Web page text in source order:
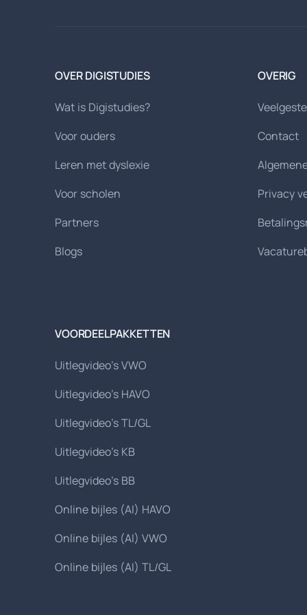
OVER DIGISTUDIES
Wat is Digistudies?
Voor ouders
Leren met dyslexie
Voor scholen
Partners
Blogs
OVERIG
Contact
Privacy
VOORDEELPAKKETTEN
Uitlegvideo's VWO
Uitlegvideo's HAVO
Uitlegvideo's TL/GL
Uitlegvideo's KB
Uitlegvideo's BB
Online bijles (AI) HAVO
Online bijles (AI) VWO
Online bijles (AI) TL/GL